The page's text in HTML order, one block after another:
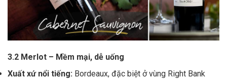
3.2 Merlot – Mềm mại, dễ uống
Xuất xứ nổi tiếng: Bordeaux, đặc biệt ở vùng Right Bank